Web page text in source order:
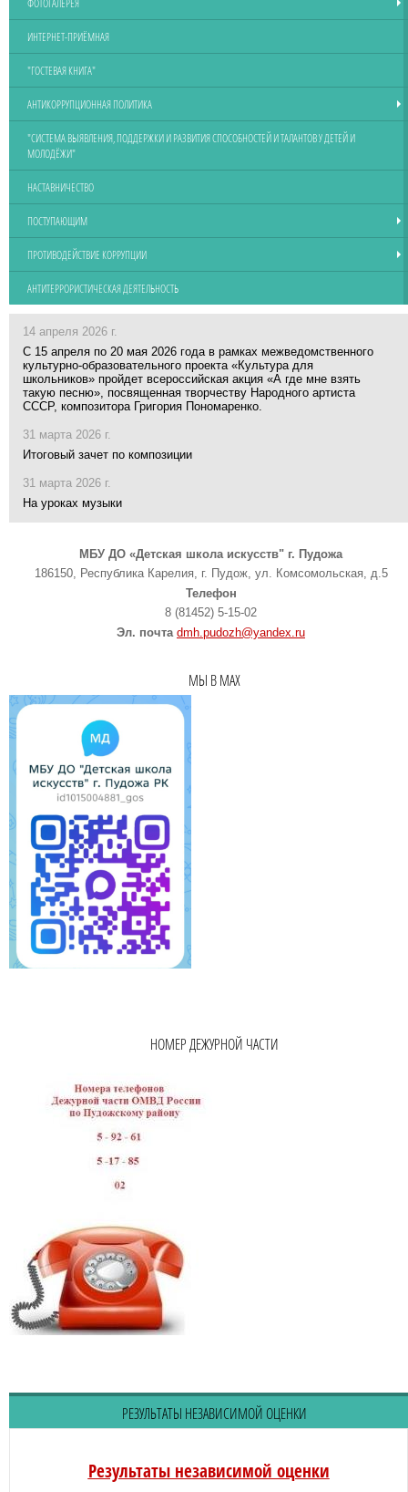
ФОТОГАЛЕРЕЯ
ИНТЕРНЕТ-ПРИЁМНАЯ
"ГОСТЕВАЯ КНИГА"
АНТИКОРРУПЦИОННАЯ ПОЛИТИКА
"СИСТЕМА ВЫЯВЛЕНИЯ, ПОДДЕРЖКИ И РАЗВИТИЯ СПОСОБНОСТЕЙ И ТАЛАНТОВ У ДЕТЕЙ И
МОЛОДЁЖИ"
НАСТАВНИЧЕСТВО
ПОСТУПАЮЩИМ
ПРОТИВОДЕЙСТВИЕ КОРРУПЦИИ
АНТИТЕРРОРИСТИЧЕСКАЯ ДЕЯТЕЛЬНОСТЬ
14 апреля 2026 г.
С 15 апреля по 20 мая 2026 года в рамках межведомственного
культурно-образовательного проекта «Культура для
школьников» пройдет всероссийская акция «А где мне взять
такую песню», посвященная творчеству Народного артиста
СССР, композитора Григория Пономаренко.
31 марта 2026 г.
Итоговый зачет по композиции
31 марта 2026 г.
На уроках музыки
МБУ ДО «Детская школа искусств" г. Пудожа
186150, Республика Карелия, г. Пудож, ул. Комсомольская, д.5
Телефон
8 (81452) 5-15-02
Эл. почта dmh.pudozh@yandex.ru
МЫ В MAX
НОМЕР ДЕЖУРНОЙ ЧАСТИ
РЕЗУЛЬТАТЫ НЕЗАВИСИМОЙ ОЦЕНКИ
Результаты независимой оценки